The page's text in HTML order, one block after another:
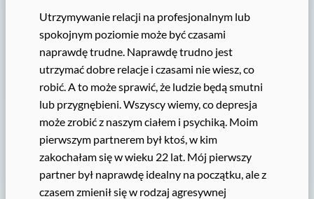
Utrzymywanie relacji na profesjonalnym lub
spokojnym poziomie może być czasami
naprawdę trudne. Naprawdę trudno jest
utrzymać dobre relacje i czasami nie wiesz, co
robić. A to może sprawić, że ludzie będą smutni
lub przygnębieni. Wszyscy wiemy, co depresja
może zrobić z naszym ciałem i psychiką. Moim
pierwszym partnerem był ktoś, w kim
zakochałam się w wieku 22 lat. Mój pierwszy
partner był naprawdę idealny na początku, ale z
czasem zmienił się w rodzaj agresywnej